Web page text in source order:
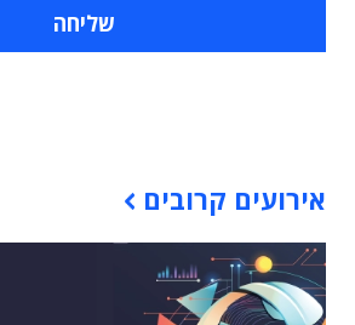
אירועים קרובים